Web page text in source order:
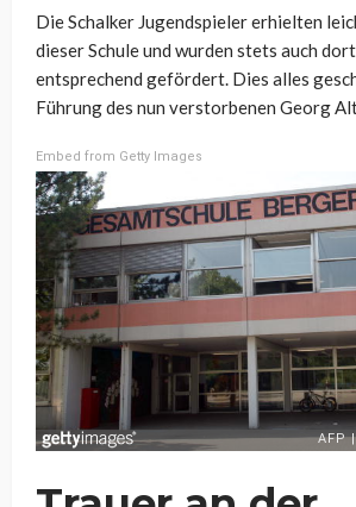
Die Schalker Jugendspieler erhielten
dieser Schule und wurden stets auch
entsprechend gefördert. Dies alles
Führung des nun verstorbenen Georg
Embed from Getty Images